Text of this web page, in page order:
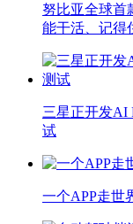
努比亚全球首
能干活、记得
三星正开发AI
试
一个APP走世